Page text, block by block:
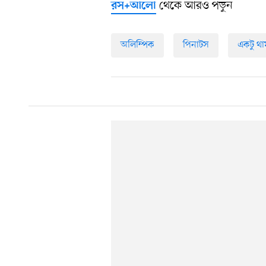
রস+আলো থেকে আরও পড়ুন
অলিম্পিক পিনাটস একটু